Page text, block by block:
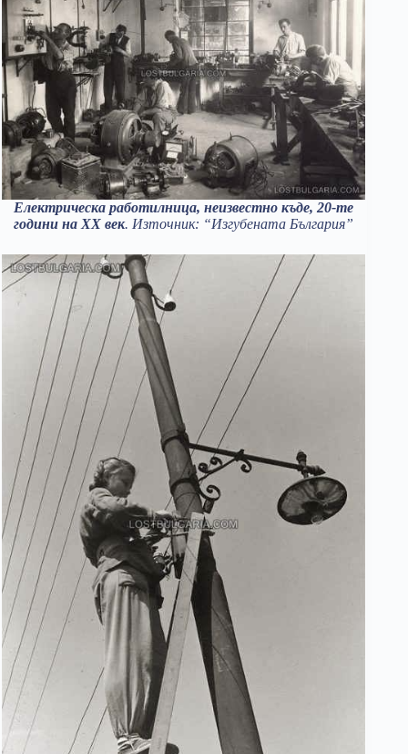
Електрическа работилница, неизвестно къде, 20-те
години на XX век. Източник: “Изгубената България”